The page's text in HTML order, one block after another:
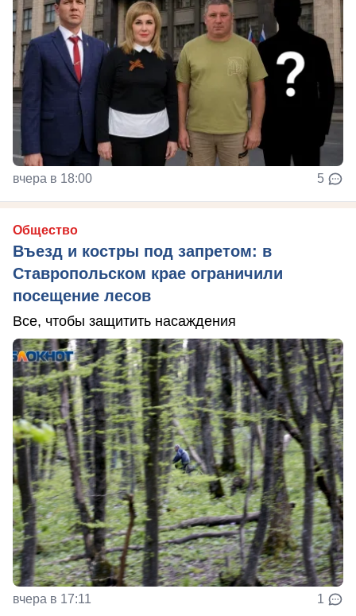
вчера в 18:00 5
Общество
Въезд и костры под запретом: в
Ставропольском крае ограничили
посещение лесов
Все, чтобы защитить насаждения
вчера в 17:11 1